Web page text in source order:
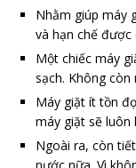
Nhằm giúp máy
và hạn chế được
Một chiếc máy
sạch. Không còn
Máy giặt ít tồn
máy giặt sẽ luôn
Ngoài ra, còn
nước nữa. Vì